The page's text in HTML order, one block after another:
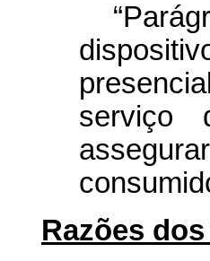
serviço
Razões